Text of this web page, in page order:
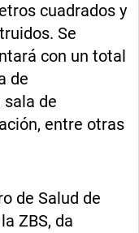
cuadrados y
Se
con un total
de
de
entre otras
de Salud de
ZBS, da